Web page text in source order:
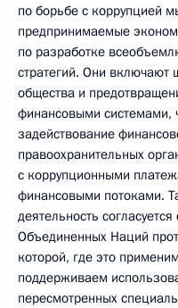
по борьбе с коррупцией
предпринимаемые
по разработке
стратегий. Они включают
общества и
финансовыми системами,
задействование
правоохранительных
с коррупционными
финансовыми потоками.
деятельность
Объединенных Наций
которой, где это
поддерживаем
пересмотренных